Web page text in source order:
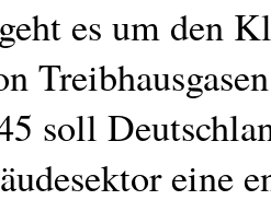
es um den
soll
eine